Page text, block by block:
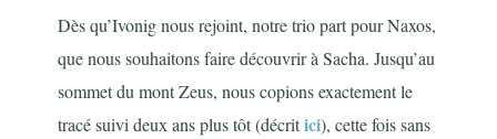
Dès qu’Ivonig nous rejoint, notre trio part pour Naxos,
que nous souhaitons faire découvrir à Sacha. Jusqu’au
sommet du mont Zeus, nous copions exactement le
tracé suivi deux ans plus tôt (décritici), cette fois sans